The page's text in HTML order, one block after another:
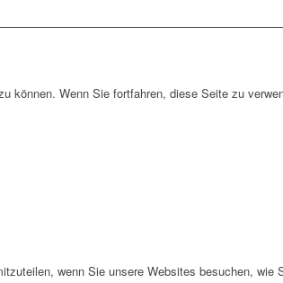
können. Wenn Sie fortfahren, diese Seite zu
wenn Sie unsere Websites besuchen,